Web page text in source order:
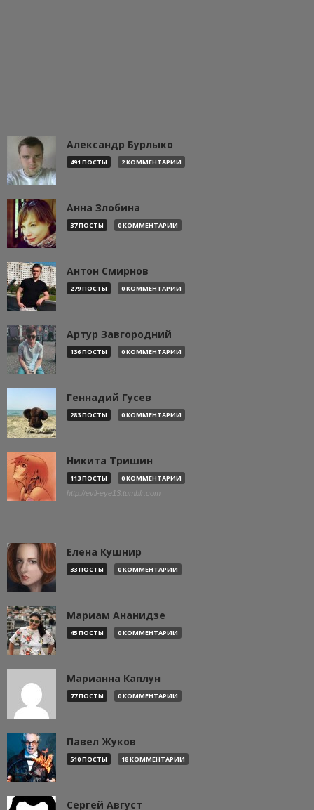
Александр Бурлыко
491 ПОСТЫ 2 КОММЕНТАРИИ
Анна Злобина
37 ПОСТЫ 0 КОММЕНТАРИИ
Антон Смирнов
279 ПОСТЫ 0 КОММЕНТАРИИ
Артур Завгородний
136 ПОСТЫ 0 КОММЕНТАРИИ
Геннадий Гусев
283 ПОСТЫ 0 КОММЕНТАРИИ
Никита Тришин
113 ПОСТЫ 0 КОММЕНТАРИИ
http://evil-eye13.tumblr.com
Елена Кушнир
33 ПОСТЫ 0 КОММЕНТАРИИ
Мариам Ананидзе
45 ПОСТЫ 0 КОММЕНТАРИИ
Марианна Каплун
77 ПОСТЫ 0 КОММЕНТАРИИ
Павел Жуков
510 ПОСТЫ 18 КОММЕНТАРИИ
Сергей Август